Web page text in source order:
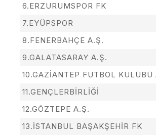
6.ERZURUMSPOR FK
7.EYÜPSPOR
8.FENERBAHÇE A.Ş.
9.GALATASARAY A.Ş.
10.GAZİANTEP FUTBOL KULÜBÜ
11.GENÇLERBİRLİĞİ
12.GÖZTEPE A.Ş.
13.İSTANBUL BAŞAKŞEHİR FK